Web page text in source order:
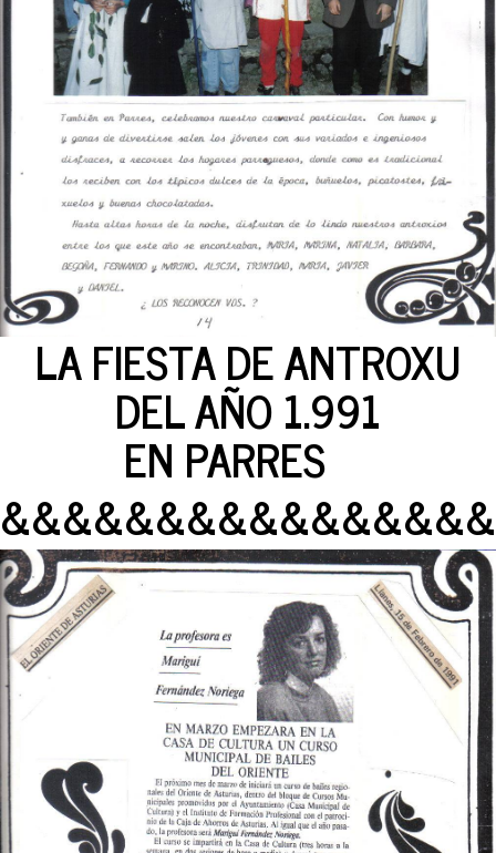
LA FIESTA DE ANTROXU
DEL AÑO 1.991
EN PARRES